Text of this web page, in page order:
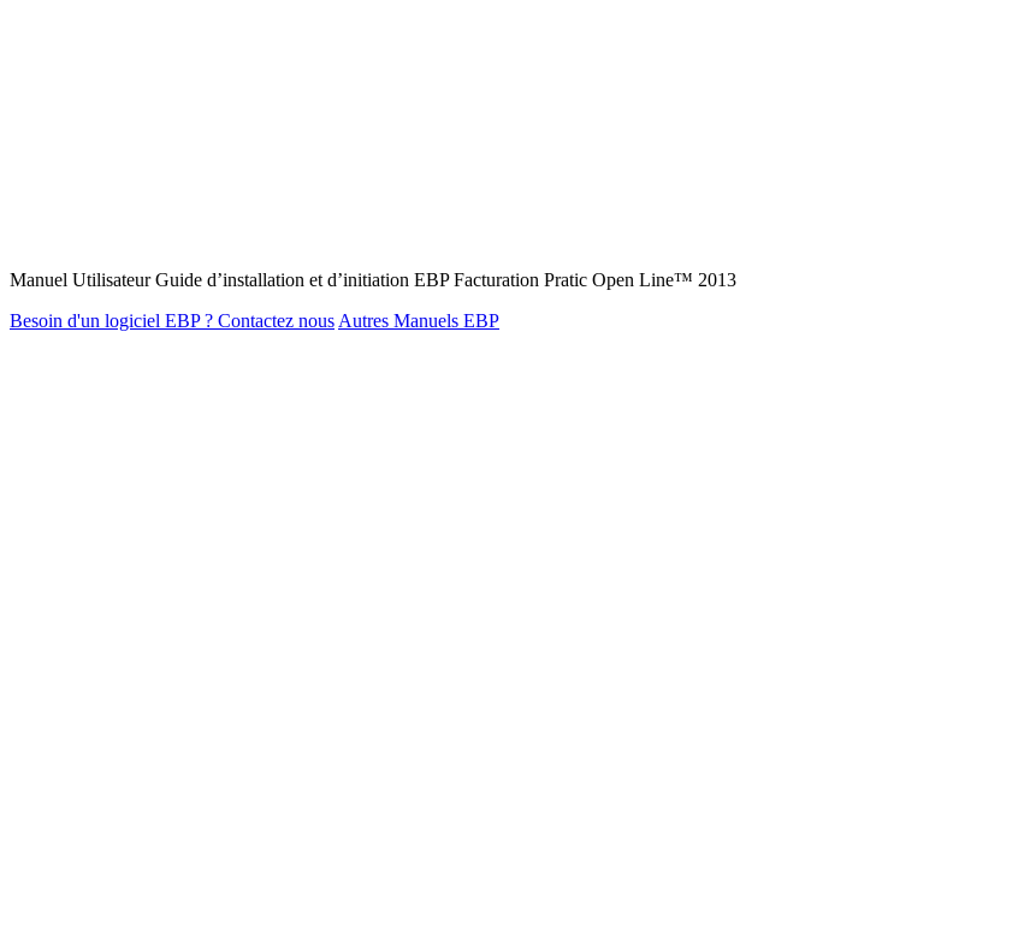
Manuel Utilisateur Guide d’installation et d’initiation EBP Facturation Pratic Open Line™ 2013
Besoin d'un logiciel EBP ? Contactez nous Autres Manuels EBP